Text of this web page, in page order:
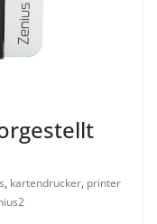
, kartendrucker, printer